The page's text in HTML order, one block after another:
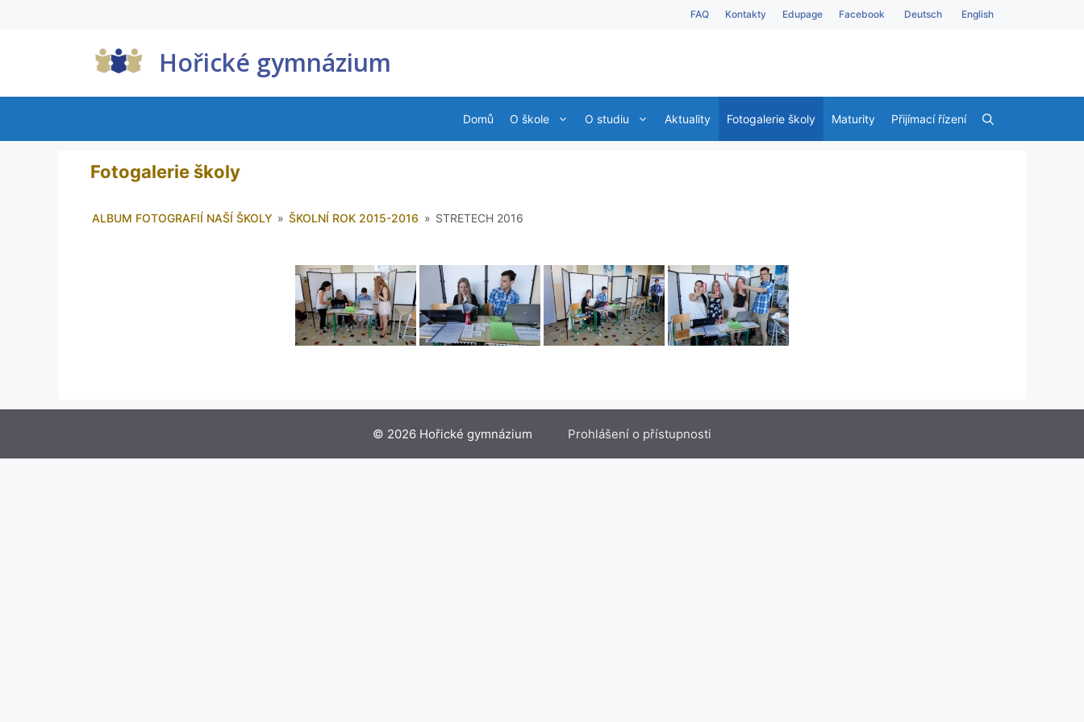
FAQ Kontakty Edupage Facebook Deutsch English
Hořické gymnázium
Domů O škole O studiu Aktuality Fotogalerie školy Maturity Přijímací řízení
Fotogalerie školy
ALBUM FOTOGRAFIÍ NAŠÍ ŠKOLY » ŠKOLNÍ ROK 2015-2016 » STRETECH 2016
© 2026 Hořické gymnázium Prohlášení o přístupnosti